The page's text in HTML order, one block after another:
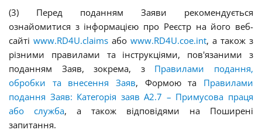
(3) Перед поданням Заяви рекомендується
ознайомитися з інформацією про Реєстр на його веб-
сайті www.RD4U.claims або www.RD4U.coe.int, а також з
різними правилами та інструкціями, пов'язаними з
поданням Заяв, зокрема, з Правилами подання,
обробки та внесення Заяв, Формою та Правилами
подання Заяв: Категорія заяв A2.7 – Примусова праця
або служба, а також відповідями на Поширені
запитання.